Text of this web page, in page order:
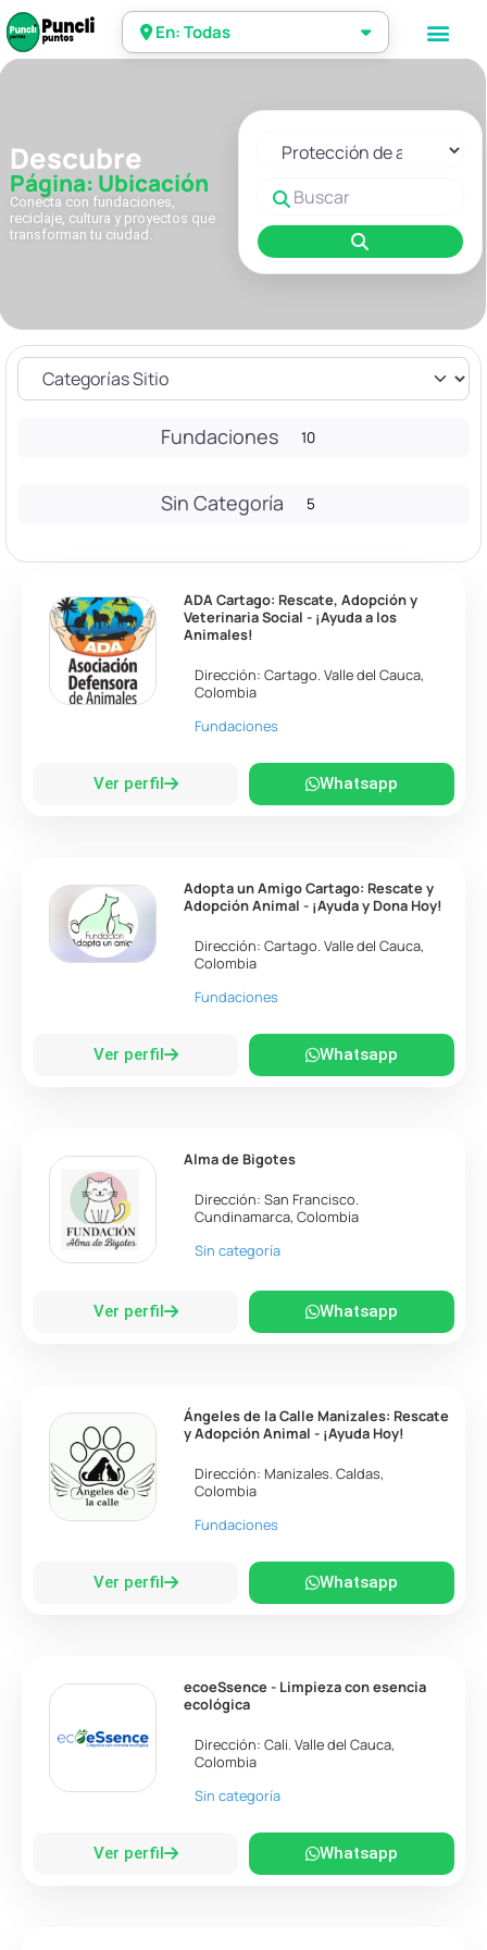
En: Todas
Descubre
Página: Ubicación
Conecta con fundaciones,
reciclaje, cultura y proyectos que
transforman tu ciudad.
Seleccionar el formulario de
Buscar
Fundaciones 10
Sin Categoría 5
ADA Cartago: Rescate, Adopción y
Veterinaria Social - ¡Ayuda a los
Animales!
Dirección:Cartago.Valle del Cauca,
Colombia
Fundaciones
Ver perfil Whatsapp
Adopta un Amigo Cartago: Rescate y
Adopción Animal - ¡Ayuda y Dona Hoy!
Dirección:Cartago.Valle del Cauca,
Colombia
Fundaciones
Ver perfil Whatsapp
Alma de Bigotes
Dirección:San Francisco.
Cundinamarca,Colombia
Sin categoría
Ver perfil Whatsapp
Ángeles de la Calle Manizales: Rescate
y Adopción Animal - ¡Ayuda Hoy!
Dirección: Manizales.Caldas,
Colombia
Fundaciones
Ver perfil Whatsapp
ecoeSsence - Limpieza con esencia
ecológica
Dirección:Cali.Valle del Cauca,
Colombia
Sin categoría
Ver perfil Whatsapp